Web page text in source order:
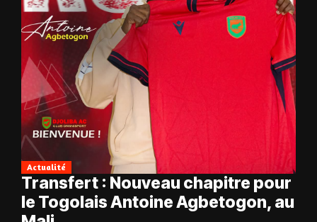
Actualité
Transfert : Nouveau chapitre pour
le Togolais Antoine Agbetogon, au